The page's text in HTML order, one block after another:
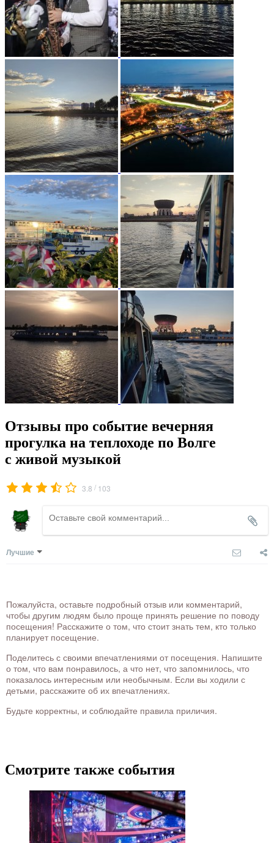
Отзывы про событие вечерняя
прогулка на теплоходе по Волге
с живой музыкой
3.8 / 103
Лучшие
Пожалуйста, оставьте подробный отзыв или комментарий,
чтобы другим людям было проще принять решение по поводу
посещения! Расскажите о том, что стоит знать тем, кто только
планирует посещение.
Поделитесь с своими впечатлениями от посещения. Напишите
о том, что вам понравилось, а что нет, что запомнилось, что
показалось интересным или необычным. Если вы ходили с
детьми, расскажите об их впечатлениях.
Будьте корректны, и соблюдайте правила приличия.
Смотрите также события